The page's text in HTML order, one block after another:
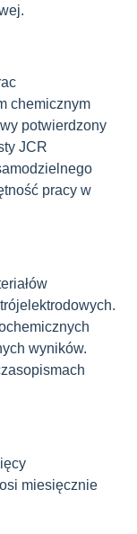
chemicznym
potwierdzony
JCR
pracy w
wyników.
miesięcznie